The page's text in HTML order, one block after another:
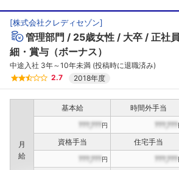
[株式会社クレディセゾン]
管理部門 25歳女性 大卒 正社員
細・賞与（ボーナス）
中途入社 3年～10年未満 (投稿時に退職済み)
2.7
2018年度
月
給
基本給 時間外手当
???,???円 ???,???
資格手当 住宅手当
???,???円 ???,???